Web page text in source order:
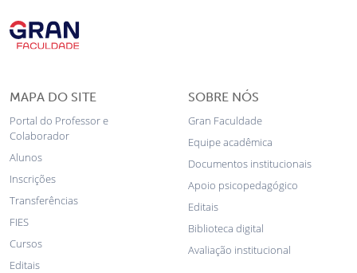
MAPA DO SITE
Portal do Professor e
Colaborador
Alunos
Inscrições
Transferências
FIES
Cursos
Editais
SOBRE NÓS
Gran Faculdade
Equipe acadêmica
Documentos institucionais
Apoio psicopedagógico
Editais
Biblioteca digital
Avaliação institucional